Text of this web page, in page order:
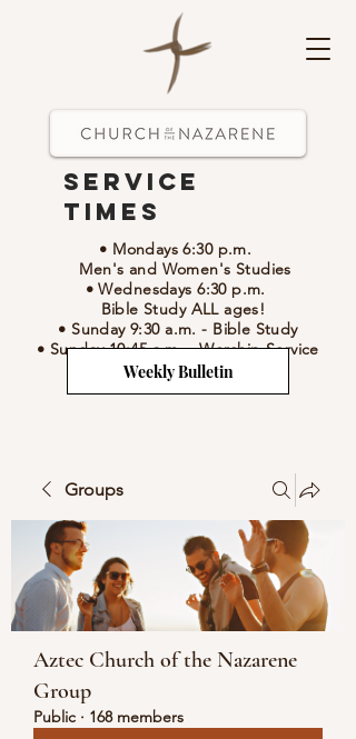
• Mondays 6:30 p.m.
Men's and Women's Studies
• Wednesdays 6:30 p.m.
Bible Study ALL ages!
• Sunday 9:30 a.m. - Bible Study
• Sunday 10:45 a.m.-Worship Service
Service
Times
Weekly Bulletin
Groups
Aztec Church of the Nazarene
Group
Public · 168 members